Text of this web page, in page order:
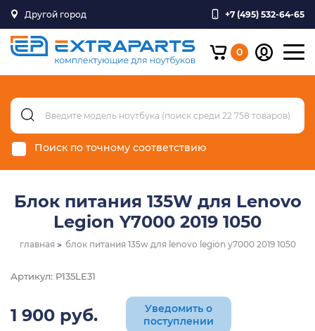
Другой город +7 (495) 532-64-65
0
Поиск по точному соответствию
Блок питания 135W для Lenovo
Legion Y7000 2019 1050
главная блок питания 135w для lenovo legion y7000 2019 1050
Артикул: P135LE31
1 900 руб.
Уведомить о
поступлении